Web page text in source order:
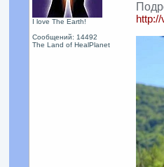
I love The Earth!
Сообщений: 14492
The Land of HealPlanet